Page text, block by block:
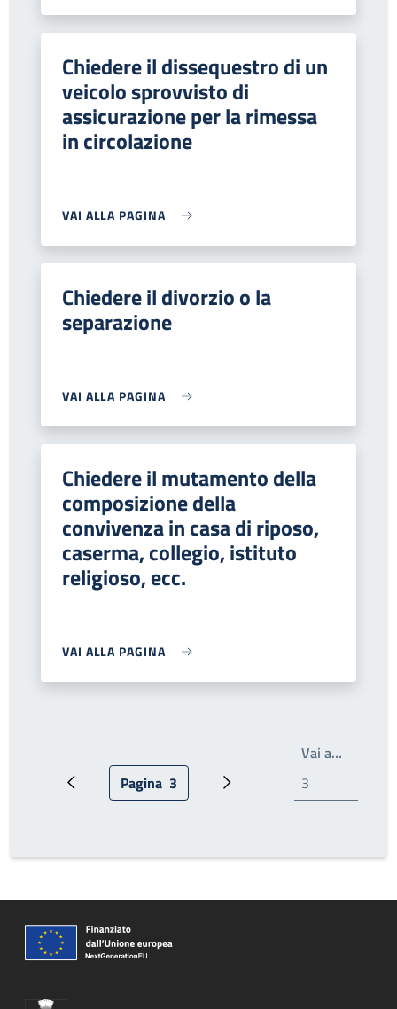
Chiedere il dissequestro di un
veicolo sprovvisto di
assicurazione per la rimessa
in circolazione
VAI ALLA PAGINA
Chiedere il divorzio o la
separazione
VAI ALLA PAGINA
Chiedere il mutamento della
composizione della
convivenza in casa di riposo,
caserma, collegio, istituto
religioso, ecc.
VAI ALLA PAGINA
Pagina precedentePagina attuale
Pagina 3 Pagina successiva
Vai a…